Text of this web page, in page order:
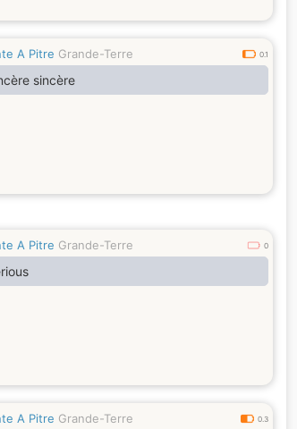
A Pitre Grande-Terre 0.1
sincère
A Pitre Grande-Terre 0
A Pitre Grande-Terre 0.3